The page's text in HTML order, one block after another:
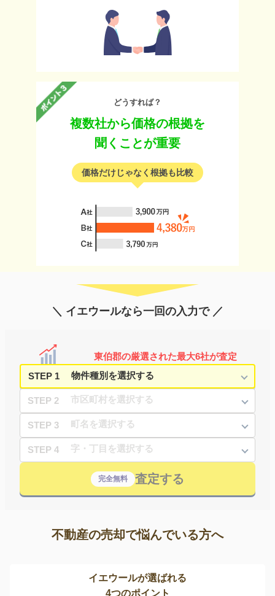
どうすれば？
複数社から価格の根拠を
聞くことが重要
価格だけじゃなく根拠も比較
＼ イエウールなら一回の入力で ／
東伯郡の厳選された最大6社が査定
STEP 1
STEP 2
STEP 3
STEP 4
完全無料 査定する
不動産の売却で悩んでいる方へ
イエウールが選ばれる
4つのポイント